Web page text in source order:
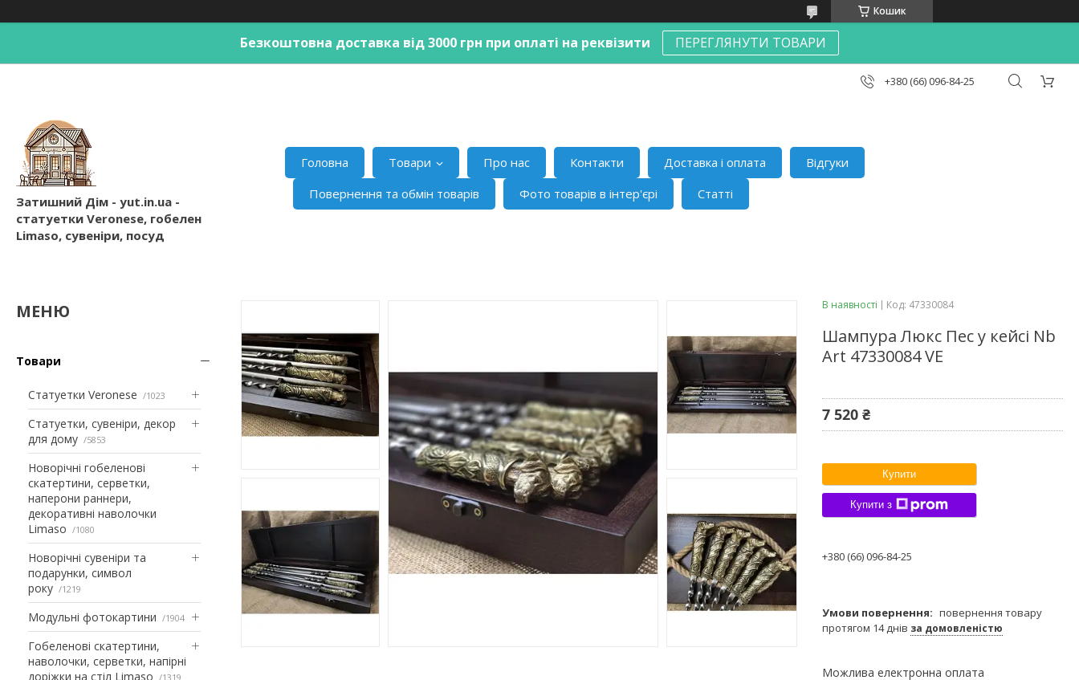
Кошик
Безкоштовна доставка від 3000 грн при оплаті на реквізити ПЕРЕГЛЯНУТИ ТОВАРИ
+380 (66) 096-84-25
Затишний Дім - yut.in.ua -
статуетки Veronese, гобелен
Limaso, сувеніри, посуд
Головна Товари Про нас Контакти Доставка і оплата
Відгуки
Повернення та обмін товарів
Фото товарів в інтер'єрі Статті
Товари
Статуетки Veronese 1023
Статуетки, сувеніри, декор
для дому
5853
Новорічні гобеленові
скатертини, серветки,
наперони раннери,
декоративні наволочки
Limaso
1080
Новорічні сувеніри та
подарунки, символ
року
1219
Модульні фотокартини 1904
Гобеленові скатертини,
наволочки, серветки, напірні
доріжки на стіл Limaso
1319
В наявності Код: 47330084
Шампура Люкс Пес у кейсі Nb
Art 47330084 VE
7 520 ₴
Купити
Купити з
+380 (66) 096-84-25
повернення товару
протягом 14 днів за домовленістю